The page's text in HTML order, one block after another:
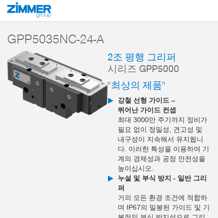
시작 제품
GPP5035NC-24-A
2조 평행 그리퍼
시리즈 GPP5000
"최상의 제품"
강철 선형 가이드 –
뛰어난 가이드 컨셉
최대 3000만 주기까지 정비가
필요 없이 정밀성, 견고성 및
내구성이 지속해서 유지됩니
다. 이러한 특성을 이용하여 기
계의 경제성과 공정 안전성을
높이십시오.
누설 및 부식 방지 - 일반 그리
퍼
거의 모든 환경 조건에 적합하
며 IP67의 밀봉된 가이드 및 기